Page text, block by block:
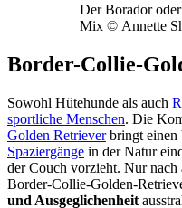
Der Borador
Mix © Annette
Border-Collie-
Sowohl Hütehunde als auch
sportliche Menschen. Die
Golden Retrieverbringt einen
Spaziergänge in der Natur
der Couch vorzieht. Nur
Border-Collie-Golden-
und Ausgeglichenheit